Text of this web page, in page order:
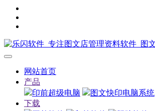
网站首页
产品
印前超级电脑
图文快印电脑系统
下载